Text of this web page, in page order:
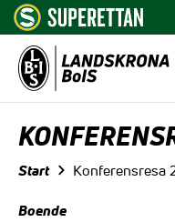
Start Konferensresa
Boende